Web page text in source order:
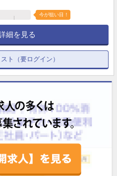
今が狙い目！
細を見る
ト（要ログイン）